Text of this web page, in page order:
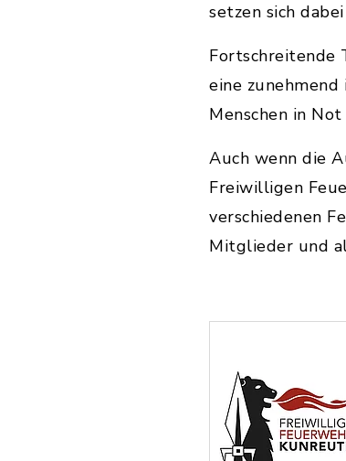
setzen sich
Fortschreitende
eine
Menschen in
Auch wenn die
Freiwilligen
verschiedenen
Mitglieder und